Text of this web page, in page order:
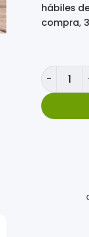
hábiles
compra,
Sofá